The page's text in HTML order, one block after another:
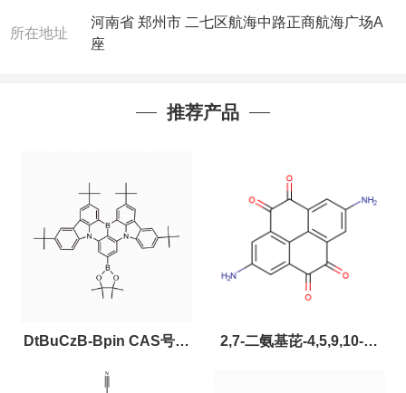
所在地址
河南省 郑州市 二七区航海中路正商航海广场A
座
推荐产品
DtBuCzB-Bpin CAS号：
2643331-97-7
2,7-二氨基芘-4,5,9,10-四